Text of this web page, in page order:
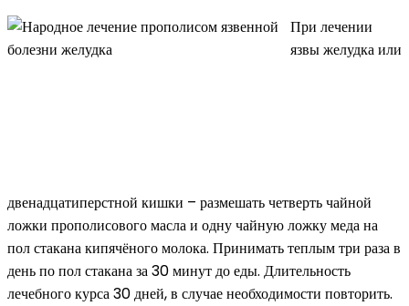
При лечении
язвы желудка или
двенадцатиперстной кишки – размешать четверть чайной
ложки прополисового масла и одну чайную ложку меда на
пол стакана кипячёного молока. Принимать теплым три раза в
день по пол стакана за 30 минут до еды. Длительность
лечебного курса 30 дней, в случае необходимости повторить.